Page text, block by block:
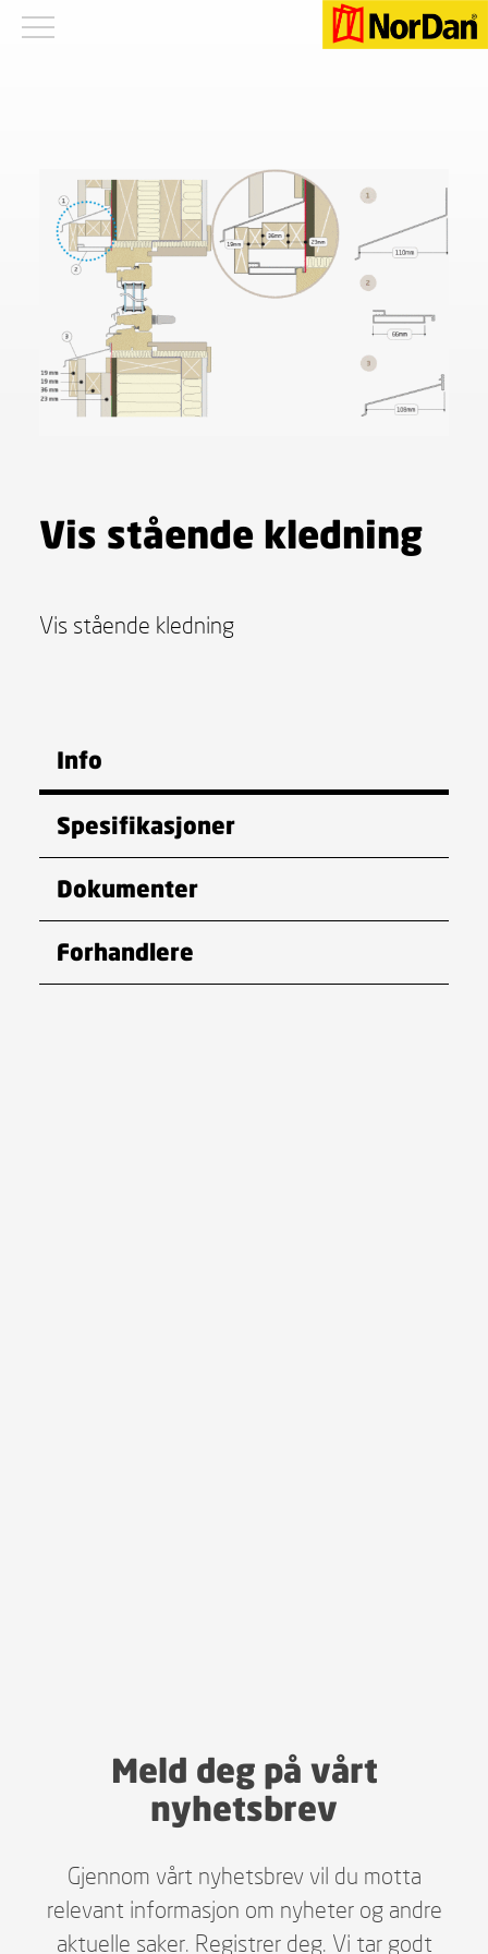
Vis stående kledning
Vis stående kledning
Info
Spesifikasjoner
Dokumenter
Forhandlere
Meld deg på vårt
nyhetsbrev
Gjennom vårt nyhetsbrev vil du motta
relevant informasjon om nyheter og andre
aktuelle saker. Registrer deg. Vi tar godt